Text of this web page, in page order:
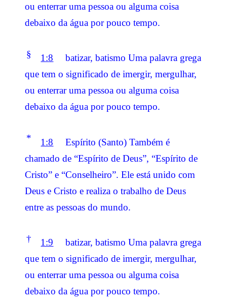
ou enterrar uma pessoa ou alguma coisa
debaixo da água por pouco tempo.
§ 1:8
batizar, batismo Uma palavra grega
que tem o significado de imergir, mergulhar,
ou enterrar uma pessoa ou alguma coisa
debaixo da água por pouco tempo.
* 1:8
Espírito (Santo) Também é
chamado de “Espírito de Deus”, “Espírito de
Cristo” e “Conselheiro”. Ele está unido com
Deus e Cristo e realiza o trabalho de Deus
entre as pessoas do mundo.
† 1:9
batizar, batismo Uma palavra grega
que tem o significado de imergir, mergulhar,
ou enterrar uma pessoa ou alguma coisa
debaixo da água por pouco tempo.